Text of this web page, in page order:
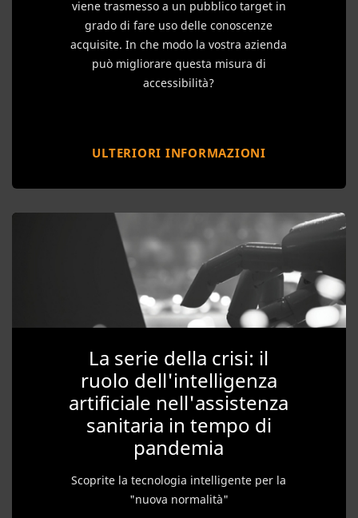
viene trasmesso a un pubblico target in
grado di fare uso delle conoscenze
acquisite. In che modo la vostra azienda
può migliorare questa misura di
accessibilità?
ULTERIORI INFORMAZIONI
La serie della crisi: il
ruolo dell'intelligenza
artificiale nell'assistenza
sanitaria in tempo di
pandemia
Scoprite la tecnologia intelligente per la
"nuova normalità"